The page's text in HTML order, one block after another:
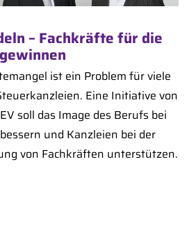
– Fachkräfte für die
ist ein Problem für viele
Eine Initiative von
soll das Image des Berufs bei
und Kanzleien bei der
von Fachkräften unterstützen.